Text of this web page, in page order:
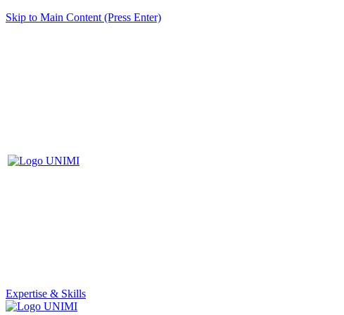
Skip to Main Content (Press Enter)
Expertise & Skills